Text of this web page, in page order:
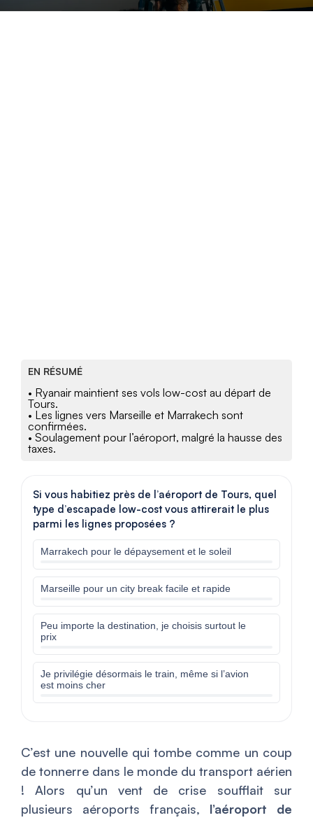
EN RÉSUMÉ
• Ryanair maintient ses vols low-cost au départ de
Tours.
• Les lignes vers Marseille et Marrakech sont
confirmées.
• Soulagement pour l’aéroport, malgré la hausse des
taxes.
Si vous habitiez près de l’aéroport de Tours, quel
type d’escapade low-cost vous attirerait le plus
parmi les lignes proposées ?
Marrakech pour le dépaysement et le soleil
Marseille pour un city break facile et rapide
Peu importe la destination, je choisis surtout le
prix
Je privilégie désormais le train, même si l’avion
est moins cher
C’est une nouvelle qui tombe comme un coup
de tonnerre dans le monde du transport aérien
! Alors qu’un vent de crise soufflait sur
plusieurs aéroports français, l’aéroport de